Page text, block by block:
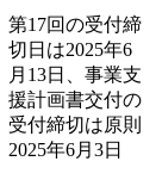
第17回の受付締
切日は2025年6
月13日、事業支
援計画書交付の
受付締切は原則
2025年6月3日